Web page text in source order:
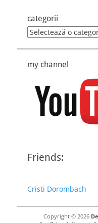
categorii
categorii
my channel
Friends:
Cristi Dorombach
Copyright © 2026